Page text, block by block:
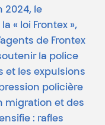
2024, le
« loi Frontex »,
de Frontex
la police
et les expulsions
policière
migration et des
: rafles